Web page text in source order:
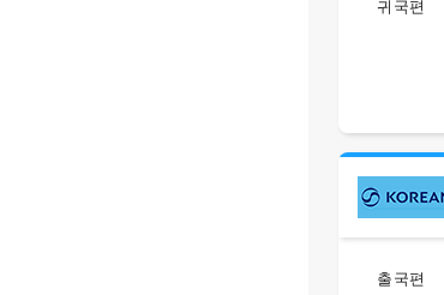
귀국편
출국편